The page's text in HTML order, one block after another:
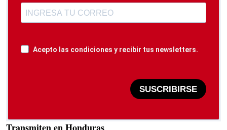
Acepto las condiciones y recibir tus newsletters.
SUSCRIBIRSE